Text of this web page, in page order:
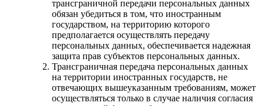
трансграничной передачи персональных данных
обязан убедиться в том, что иностранным
государством, на территорию которого
предполагается осуществлять передачу
персональных данных, обеспечивается надежная
защита прав субъектов персональных данных.
Трансграничная передача персональных данных
на территории иностранных государств, не
отвечающих вышеуказанным требованиям, может
осуществляться только в случае наличия согласия